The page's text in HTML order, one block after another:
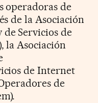
operadoras de
de la Asociación
de Servicios de
la Asociación
de Internet
de